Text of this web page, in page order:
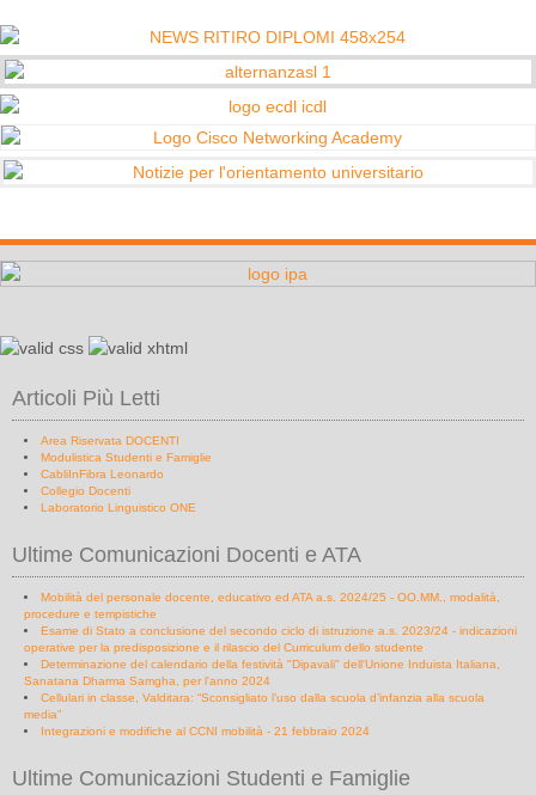
Articoli Più Letti
Area Riservata DOCENTI
Modulistica Studenti e Famiglie
CabliInFibra Leonardo
Collegio Docenti
Laboratorio Linguistico ONE
Ultime Comunicazioni Docenti e ATA
Mobilità del personale docente, educativo ed ATA a.s. 2024/25 - OO.MM., modalità,
procedure e tempistiche
Esame di Stato a conclusione del secondo ciclo di istruzione a.s. 2023/24 - indicazioni
operative per la predisposizione e il rilascio del Curriculum dello studente
Determinazione del calendario della festività "Dipavali" dell'Unione Induista Italiana,
Sanatana Dharma Samgha, per l'anno 2024
Cellulari in classe, Valditara: “Sconsigliato l’uso dalla scuola d’infanzia alla scuola
media”
Integrazioni e modifiche al CCNI mobilità - 21 febbraio 2024
Ultime Comunicazioni Studenti e Famiglie